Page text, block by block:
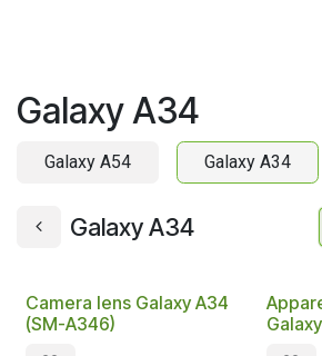
Galaxy A34
Galaxy A54 Galaxy A34
Galaxy A34
Camera lens Galaxy A34
(SM-A346)